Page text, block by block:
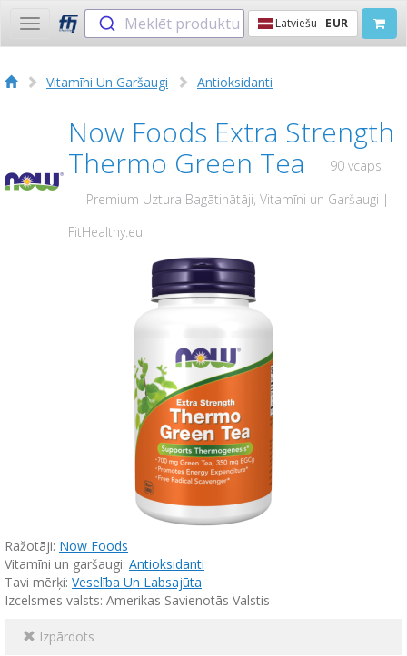
Toggle
navigation
Meklēt produktu Latviešu EUR
Vitamīni Un Garšaugi Antioksidanti
Now Foods Extra Strength
Thermo Green Tea
90 vcaps
Premium Uztura Bagātinātāji, Vitamīni un Garšaugi |
FitHealthy.eu
Ražotāji: Now Foods
Vitamīni un garšaugi: Antioksidanti
Tavi mērķi: Veselība Un Labsajūta
Izcelsmes valsts: Amerikas Savienotās Valstis
Izpārdots